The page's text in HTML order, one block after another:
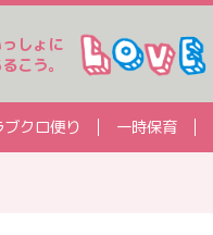
しょに
こう。
ブクロ便り 一時保育